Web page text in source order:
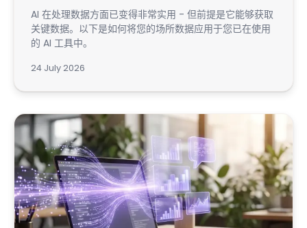
AI 在处理数据方面已变得非常实用 - 但前提是它能够获取
关键数据。以下是如何将您的场所数据应用于您已在使用
的 AI 工具中。
24 July 2026